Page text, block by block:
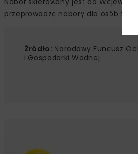
przeprowadzą nabory dla osób
Źródło: Narodowy Fundusz
i Gospodarki Wodnej